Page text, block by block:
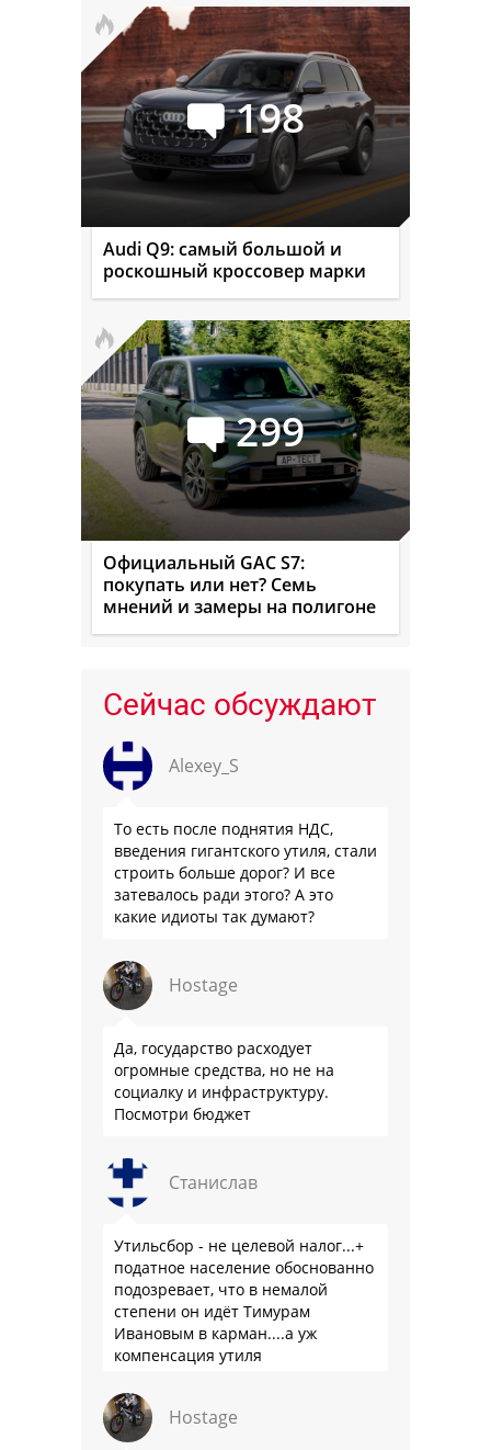
198
Audi Q9: самый большой и
роскошный кроссовер марки
299
Официальный GAC S7:
покупать или нет? Семь
мнений и замеры на полигоне
Сейчас обсуждают
Alexey_S
То есть после поднятия НДС,
введения гигантского утиля, стали
строить больше дорог? И все
затевалось ради этого? А это
какие идиоты так думают?
Hostage
Да, государство расходует
огромные средства, но не на
социалку и инфраструктуру.
Посмотри бюджет
Станислав
Утильсбор - не целевой налог...+
податное население обоснованно
подозревает, что в немалой
степени он идёт Тимурам
Ивановым в карман....а уж
компенсация утиля
что прям эталон коррупции
Hostage